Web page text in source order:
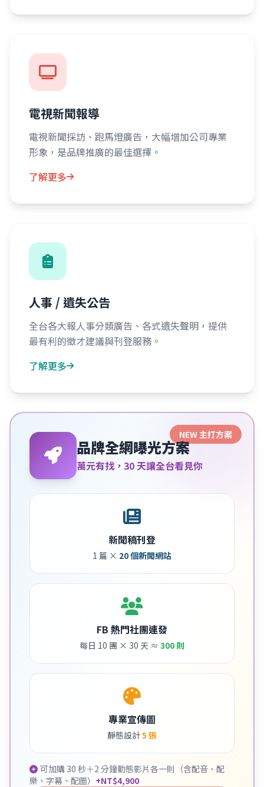
電視新聞報導
電視新聞採訪、跑馬燈廣告，大幅增加公司專業
形象，是品牌推廣的最佳選擇。
了解更多
人事 / 遺失公告
全台各大報人事分類廣告、各式遺失聲明，提供
最有利的徵才建議與刊登服務。
了解更多
NEW 主打方案
品牌全網曝光方案
萬元有找，30 天讓全台看見你
新聞稿刊登
1 篇 × 20 個新聞網站
FB 熱門社團連發
每日 10 團 × 30 天 ≈ 300 則
專業宣傳圖
靜態設計5 張
可加購 30 秒＋2 分鐘動態影片各一則（含配音、配
樂、字幕、配圖） +NT$4,900